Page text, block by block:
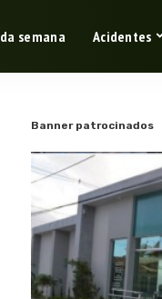
semana Acidentes
Banner patrocinados